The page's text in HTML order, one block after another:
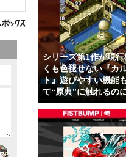
シリーズ第1作が現
くも色褪せない『カ
ト』遊びやすい機能
て“原典”に触れるの